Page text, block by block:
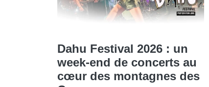
Dahu Festival 2026 : un
week-end de concerts au
cœur des montagnes des